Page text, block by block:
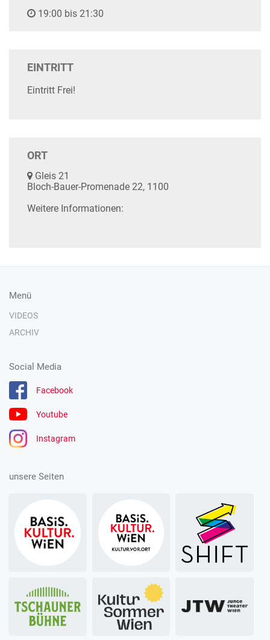
19:00 bis 21:30
EINTRITT
Eintritt Frei!
ORT
Gleis 21
Bloch-Bauer-Promenade 22, 1100
Weitere Informationen:
Menü
VIDEOS
ARCHIV
Social Media
Facebook
Youtube
Instagram
unsere Seiten